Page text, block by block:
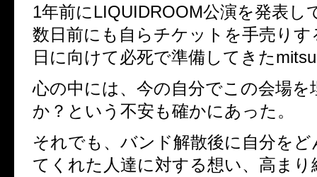
1年前にLIQUIDROOM公演を発表し
数日前にも自らチケットを手売り
日に向けて必死で準備してきた
心の中には、今の自分でこの会場を
か？という不安も確かにあった。
それでも、バンド解散後に自分を
てくれた人達に対する想い、高ま